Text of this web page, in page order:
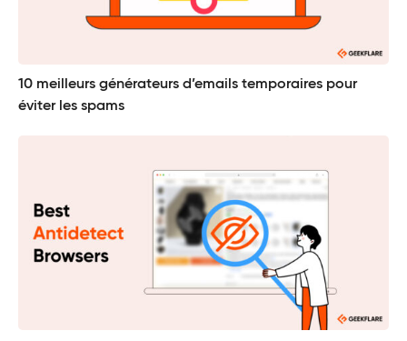
10 meilleurs générateurs d’emails temporaires pour
éviter les spams